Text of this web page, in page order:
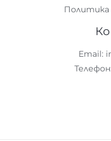
Политика
Email: